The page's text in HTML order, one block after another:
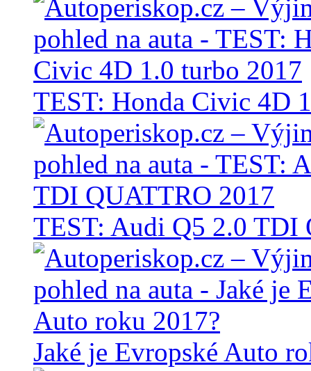
TEST: Honda Civic 4D
TEST: Audi Q5 2.0 TDI
Jaké je Evropské Auto